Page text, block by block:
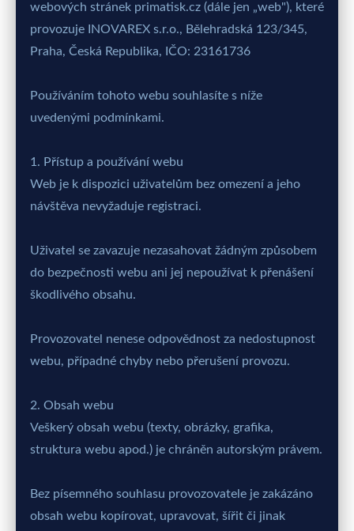
webových stránek primatisk.cz (dále jen „web"), které
provozuje INOVAREX s.r.o., Bělehradská 123/345,
Praha, Česká Republika, IČO: 23161736
Používáním tohoto webu souhlasíte s níže
uvedenými podmínkami.
1. Přístup a používání webu
Web je k dispozici uživatelům bez omezení a jeho
návštěva nevyžaduje registraci.
Uživatel se zavazuje nezasahovat žádným způsobem
do bezpečnosti webu ani jej nepoužívat k přenášení
škodlivého obsahu.
Provozovatel nenese odpovědnost za nedostupnost
webu, případné chyby nebo přerušení provozu.
2. Obsah webu
Veškerý obsah webu (texty, obrázky, grafika,
struktura webu apod.) je chráněn autorským právem.
Bez písemného souhlasu provozovatele je zakázáno
obsah webu kopírovat, upravovat, šířit či jinak